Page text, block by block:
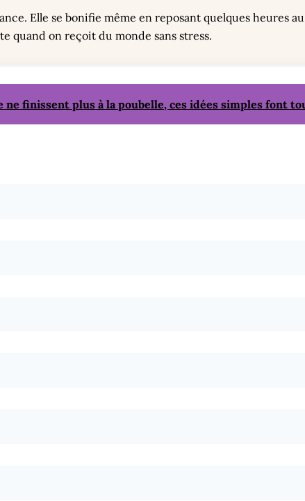
Elle se bonifie même en reposant quelques heures
quand on reçoit du monde sans stress.
ne finissent plus à la poubelle, ces idées simples font